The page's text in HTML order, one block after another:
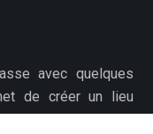
avec quelques
de créer un lieu